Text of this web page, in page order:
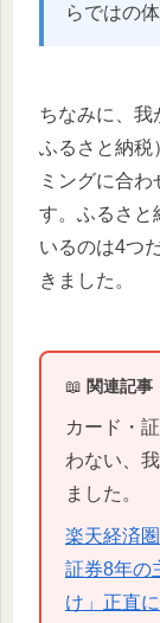
らではの
ちなみに、我
ふるさと納税
ミングに合
す。ふるさと
いるのは4つ
きました。
📖 関連記事
カード・
わない、
ました。
楽天経済
証券8年の
け」正直